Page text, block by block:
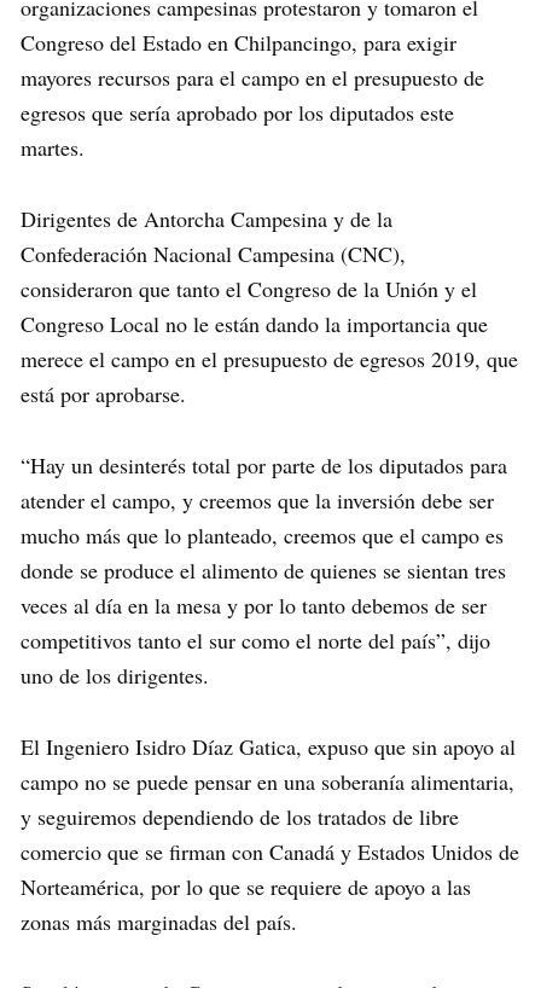
organizaciones campesinas protestaron y tomaron el
Congreso del Estado en Chilpancingo, para exigir
mayores recursos para el campo en el presupuesto de
egresos que sería aprobado por los diputados este
martes.
Dirigentes de Antorcha Campesina y de la
Confederación Nacional Campesina (CNC),
consideraron que tanto el Congreso de la Unión y el
Congreso Local no le están dando la importancia que
merece el campo en el presupuesto de egresos 2019, que
está por aprobarse.
“Hay un desinterés total por parte de los diputados para
atender el campo, y creemos que la inversión debe ser
mucho más que lo planteado, creemos que el campo es
donde se produce el alimento de quienes se sientan tres
veces al día en la mesa y por lo tanto debemos de ser
competitivos tanto el sur como el norte del país”, dijo
uno de los dirigentes.
El Ingeniero Isidro Díaz Gatica, expuso que sin apoyo al
campo no se puede pensar en una soberanía alimentaria,
y seguiremos dependiendo de los tratados de libre
comercio que se firman con Canadá y Estados Unidos de
Norteamérica, por lo que se requiere de apoyo a las
zonas más marginadas del país.